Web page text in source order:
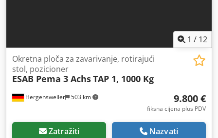
1 / 12
Hergensweiler 503 km
Okretna ploča za zavarivanje, rotirajući
stol, pozicioner
ESAB Pema 3 AchsTAP 1, 1000 Kg
9.800 €
fiksna cijena plus PDV
Zatražiti Nazvati